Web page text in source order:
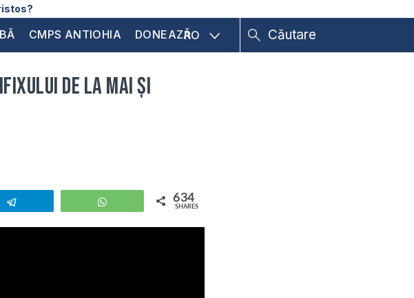
CMPS ANTIOHIA DONEAZĂRO
de la MAI și
WhatsApp 634
SHARES